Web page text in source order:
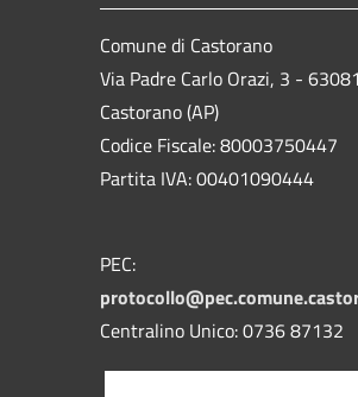
Comune di Castorano
Via Padre Carlo Orazi, 3 - 63081
Castorano (AP)
Codice Fiscale: 80003750447
Partita IVA: 00401090444
PEC:
Centralino Unico: 0736 87132